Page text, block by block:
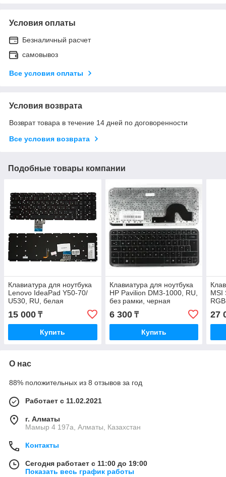
Условия оплаты
Безналичный расчет
самовывоз
Все условия оплаты
Условия возврата
Возврат товара в течение 14 дней по договоренности
Все условия возврата
Подобные товары компании
Клавиатура для ноутбука
Lenovo IdeaPad Y50-70/
U530, RU, белая
подсветка, без рамки,
черная
15 000 ₸
Купить
Клавиатура для ноутбука
HP Pavilion DM3-1000, RU,
без рамки, черная
6 300₸
Купить
MSI
27
О нас
88% положительных из 8 отзывов за год
Работает с 11.02.2021
г. Алматы
Мамыр 4 197а, Алматы, Казахстан
Контакты
Сегодня работает с 11:00 до 19:00
Показать весь график работы